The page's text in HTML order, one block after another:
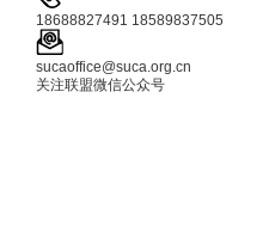
18688827491 18589837505
sucaoffice@suca.org.cn
关注联盟微信公众号